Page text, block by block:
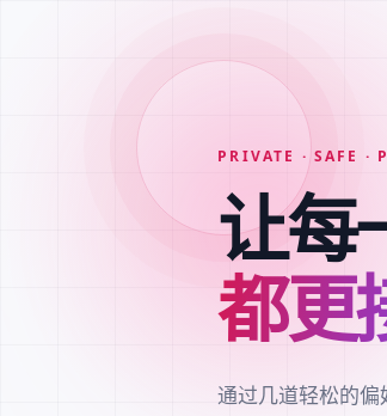
PRIVATE · SAFE ·
让每
都更
通过几道轻松的